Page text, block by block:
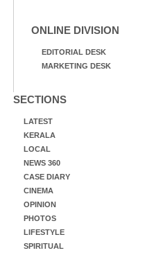
ONLINE DIVISION
EDITORIAL DESK
MARKETING DESK
SECTIONS
LATEST
KERALA
LOCAL
NEWS 360
CASE DIARY
CINEMA
OPINION
PHOTOS
LIFESTYLE
SPIRITUAL